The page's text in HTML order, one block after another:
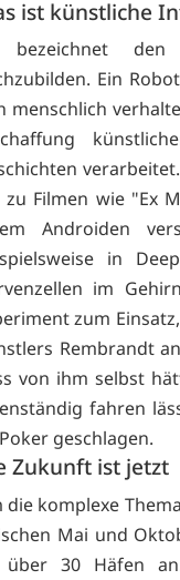
ist künstliche
den
Ein
menschlich
zu Filmen wie "Ex
Androiden
in
im
zum
Rembrandt
von ihm selbst
fahren
geschlagen.
Zukunft ist jetzt
die komplexe
Mai und
30 Häfen